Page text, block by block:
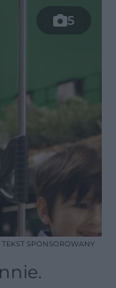
5
TEKST SPONSOROWANY